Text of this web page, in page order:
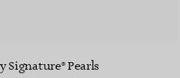
Signature® Pearls